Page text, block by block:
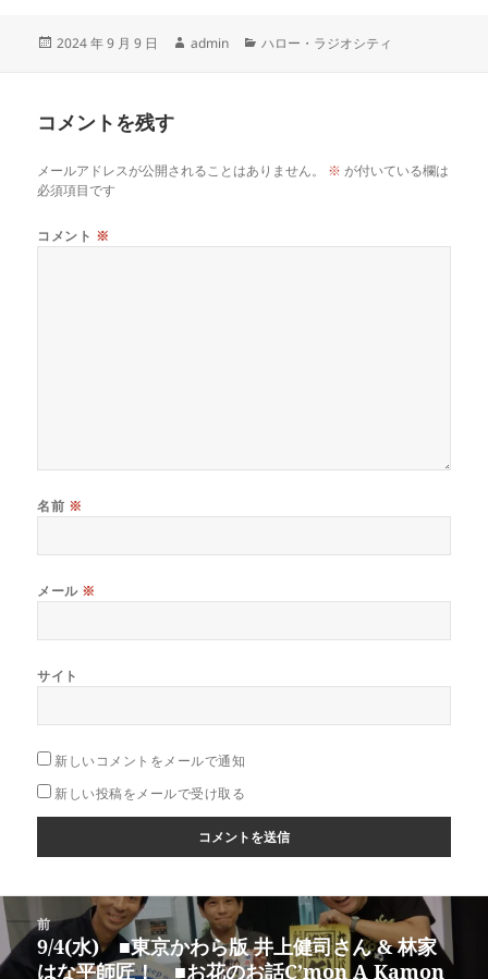
c
e
o
o
k
e
a y
k
投
2024 年 9 月 9 日
作
admin
カ
ハロー・ラジオシティ
コメントを残す
メールアドレスが公開されることはありません。 ※ が付いている欄は
必須項目です
コメント ※
名前 ※
メール ※
サイト
新しいコメントをメールで通知
新しい投稿をメールで受け取る
投
稿
ナ
前
前
の
9/4(水) ■東京かわら版 井上健司さん & 林家
はな平師匠！ ■お花のお話C’mon A Kamon